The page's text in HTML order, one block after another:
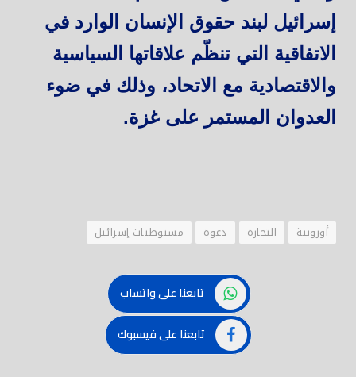
إسرائيل لبند حقوق الإنسان الوارد في
الاتفاقية التي تنظّم علاقاتها السياسية
والاقتصادية مع الاتحاد، وذلك في ضوء
العدوان المستمر على غزة.
أوروبية التجارة دعوة مستوطنات إسرائيل
تابعنا على واتساب
تابعنا على فيسبوك